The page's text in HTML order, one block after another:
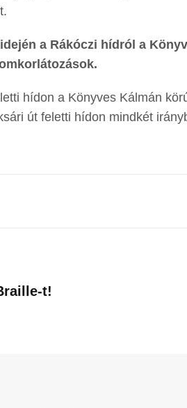
a Rákóczi hídról a
hídon a Könyves Kálmán
út feletti hídon mindkét
t!